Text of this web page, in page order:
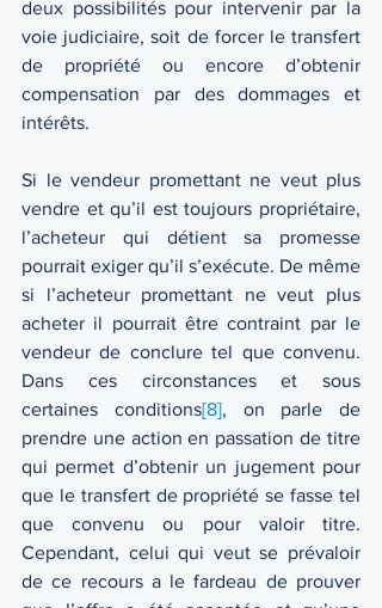
deux possibilités pour intervenir par la
voie judiciaire, soit de forcer le transfert
de propriété ou encore d’obtenir
compensation par des dommages et
intérêts.
Si le vendeur promettant ne veut plus
vendre et qu’il est toujours propriétaire,
l’acheteur qui détient sa promesse
pourrait exiger qu’il s’exécute. De même
si l’acheteur promettant ne veut plus
acheter il pourrait être contraint par le
vendeur de conclure tel que convenu.
Dans ces circonstances et sous
certaines conditions[8], on parle de
prendre une action en passation de titre
qui permet d’obtenir un jugement pour
que le transfert de propriété se fasse tel
que convenu ou pour valoir titre.
Cependant, celui qui veut se prévaloir
de ce recours a le fardeau de prouver